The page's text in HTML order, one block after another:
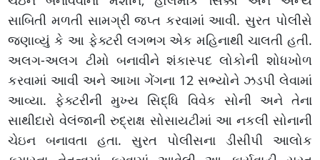
સાબિતી મળતી સામગ્રી જપ્ત કરવામાં આવી. સુરત પોલીસે
જણાવ્યું કે આ ફેક્ટરી લગભગ એક મહિનાથી ચાલતી હતી.
અલગ-અલગ ટીમો બનાવીને શંકાસ્પદ લોકોની શોધખોળ
કરવામાં આવી અને આખા ગેંગના 12 સભ્યોને ઝડપી લેવામાં
આવ્યા. ફેક્ટરીની મુખ્ય સિદ્ધિ વિવેક સોની અને તેના
સાથીદારો વેલંજાની રુદ્રાક્ષ સોસાયટીમાં આ નકલી સોનાની
ચેઇન બનાવતા હતા. સુરત પોલીસના ડીસીપી આલોક